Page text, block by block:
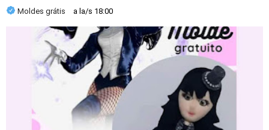
Moldes grátis a la/s 18:00